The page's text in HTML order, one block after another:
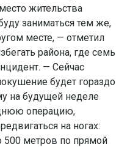
жительства
заниматься тем же,
месте, — отметил
района, где семь
— Сейчас
будет гораздо
на будущей неделе
операцию,
на ногах:
500 метров по прямой